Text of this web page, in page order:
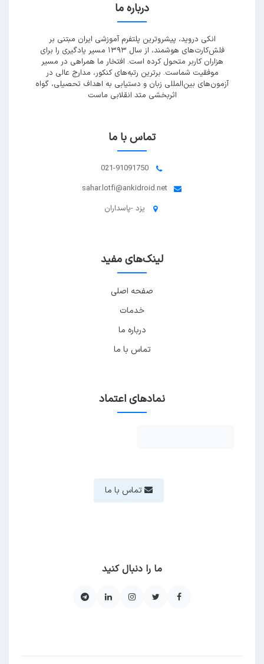
درباره ما
انکی دروید، پیشروترین پلتفرم آموزشی ایران مبتنی بر
فلش‌کارت‌های هوشمند، از سال ۱۳۹۳ مسیر یادگیری را برای
هزاران کاربر متحول کرده است. افتخار ما همراهی در مسیر
موفقیت شماست. برترین رتبه‌های کنکور، مدارج عالی در
آزمون‌های بین‌المللی زبان و دستیابی به اهداف تحصیلی، گواه
اثربخشی متد انقلابی ماست
تماس با ما
021-91091750
sahar.lotfi@ankidroid.net
یزد -پاسداران
لینک‌های مفید
صفحه اصلی
خدمات
درباره ما
تماس با ما
نمادهای اعتماد
تماس با ما
ما را دنبال کنید